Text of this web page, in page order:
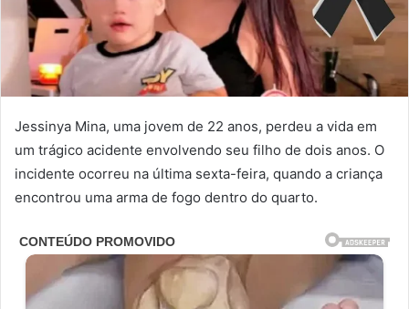
Jessinya Mina, uma jovem de 22 anos, perdeu a vida em
um trágico acidente envolvendo seu filho de dois anos. O
incidente ocorreu na última sexta-feira, quando a criança
encontrou uma arma de fogo dentro do quarto.